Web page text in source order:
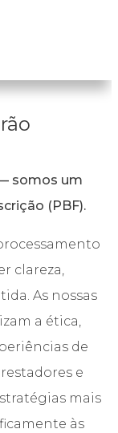
somos um
(PBF).
clareza,
As nossas
a ética,
de
e
mais
às